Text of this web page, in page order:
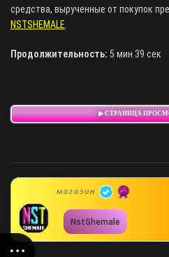
средства, вырученные от покупок
NSTSHEMALE
Продолжительность: 5 мин 39 сек
▶ СТРАНИЦА
магазин
NstShemale